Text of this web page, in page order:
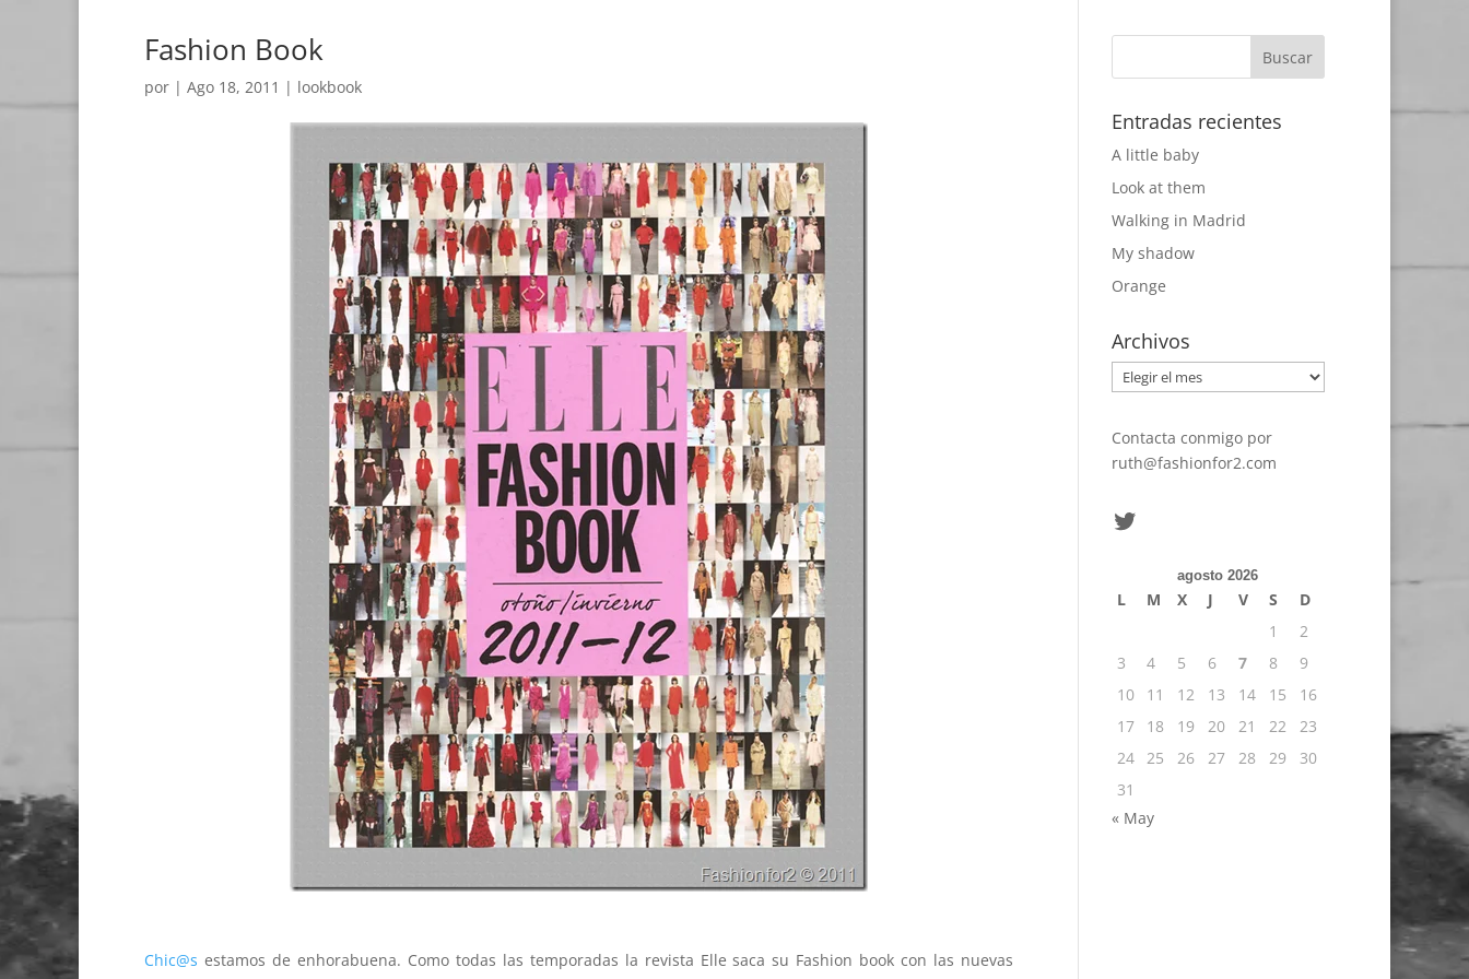
Fashion Book
por | Ago 18, 2011 | lookbook
Chic@s estamos de enhorabuena. Como todas las temporadas la revista Elle saca su Fashion book con las nuevas
Entradas recientes
A little baby
Look at them
Walking in Madrid
My shadow
Orange
Archivos
Archivos
Contacta conmigo por
ruth@fashionfor2.com
Twitter
agosto 2026
L M X J V S
D
1
2
3
4 5 6 7 8
9
10
11 12 13 14 15
16
17
18 19 20 21 22
23
24 25 26 27 28 29
30
31
« May